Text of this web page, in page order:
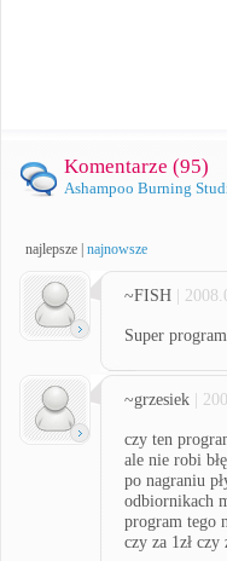
Komentarze (95)
Ashampoo Burning
najlepsze najnowsze
~FISH |
Super
~grzesiek |
czy ten
ale nie robi
po nagraniu
odbiornikach
program tego
czy za 1zł czy